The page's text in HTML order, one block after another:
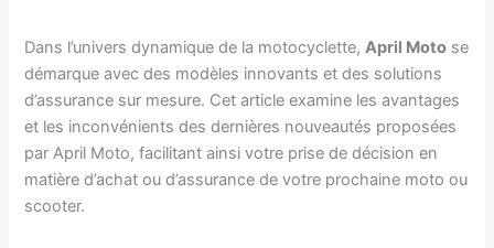
Dans l’univers dynamique de la motocyclette,April Moto se
démarque avec des modèles innovants et des solutions
d’assurance sur mesure. Cet article examine les avantages
et les inconvénients des dernières nouveautés proposées
par April Moto, facilitant ainsi votre prise de décision en
matière d’achat ou d’assurance de votre prochaine moto ou
scooter.